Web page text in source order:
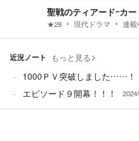
聖戦のティアードｰカ
★28 現代ドラマ 連載
近況ノート もっと見る
1000ＰＶ突破しました……！
エピソード９開幕！！！